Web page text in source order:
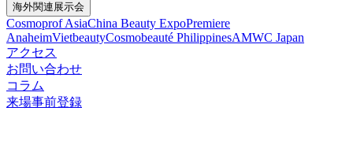
海外関連展示会
Cosmoprof AsiaChina Beauty ExpoPremiere
AnaheimVietbeautyCosmobeauté PhilippinesAMWC Japan
アクセス
お問い合わせ
コラム
来場事前登録